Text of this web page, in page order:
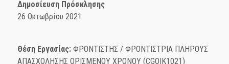
Δημοσίευση Πρόσκλησης
26 Οκτωβρίου 2021
Θέση Εργασίας:ΦΡΟΝΤΙΣΤΗΣ / ΦΡΟΝΤΙΣΤΡΙΑ ΠΛΗΡΟΥΣ
ΑΠΑΣΧΟΛΗΣΗΣ ΟΡΙΣΜΕΝΟΥ ΧΡΟΝΟΥ (CGOIK1021)